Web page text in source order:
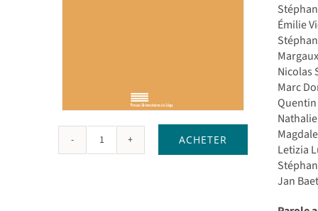
quantité
ACHETER
Émilie
Nicolas
Marc
Letizia
Jan